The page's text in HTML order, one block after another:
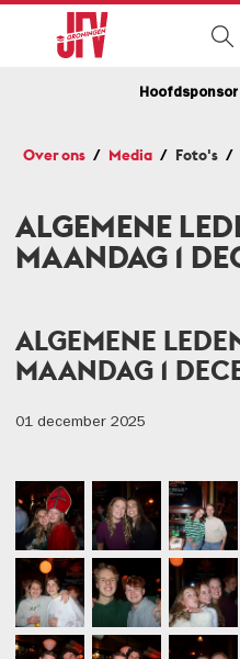
Hoofdsponsor
Over ons Media Foto's
ALGEMENE
MAANDAG 1
ALGEMENE
MAANDAG 1
01 december 2025